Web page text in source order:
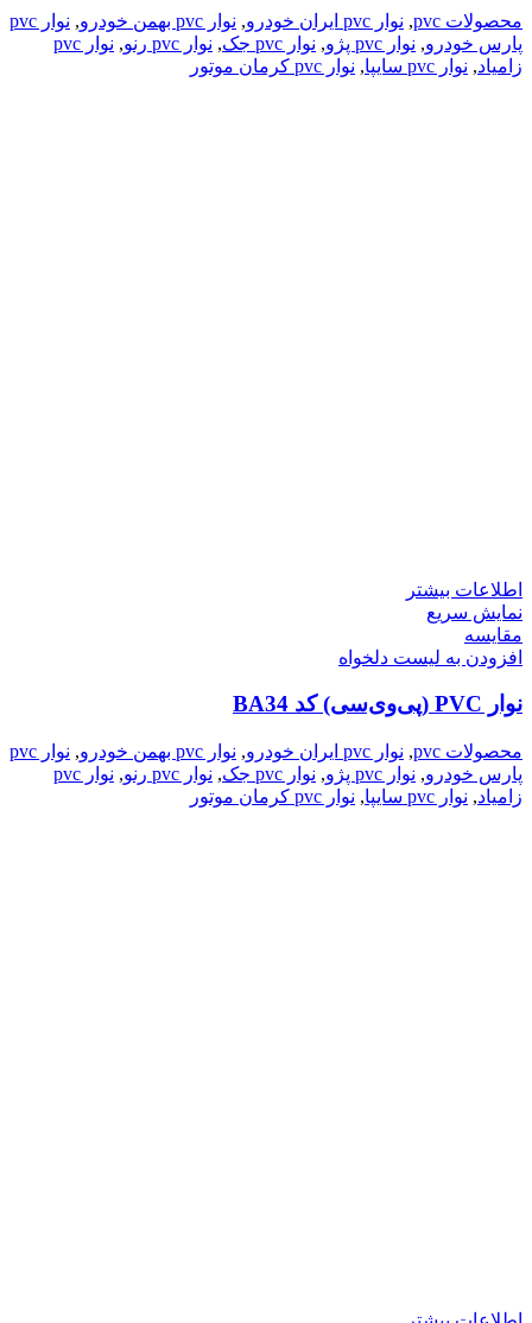
محصولات pvc , نوار pvc ایران خودرو , نوار pvc بهمن خودرو ,
نوار pvc
پارس خودرو, نوار pvc پژو , نوار pvc جک , نوار pvc رنو ,
نوار pvc
زامیاد, نوار pvc سایپا , نوار pvc کرمان موتور
اطلاعات بیشتر
نمایش سریع
مقایسه
افزودن به لیست دلخواه
نوار PVC (پی‌وی‌سی) کد BA34
محصولات pvc , نوار pvc ایران خودرو , نوار pvc بهمن خودرو ,
نوار pvc
پارس خودرو, نوار pvc پژو , نوار pvc جک , نوار pvc رنو ,
نوار pvc
زامیاد, نوار pvc سایپا , نوار pvc کرمان موتور